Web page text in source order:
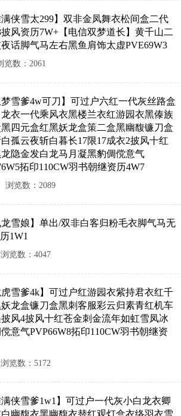
满侠雪太299】双非金凤舞衣松间盒二代
风资历7W+【电信双梦道长】黄千山二
话脚气马左右黑鱼肩饰太虚PVE69W3
览数：2061
梦雪爹4w可刀】可过户六红一代灰丝路盒
衣一代乘风衣黑楼兰衣红游园衣黑傣族
四元盒红黑妖龙盒策二盒黑幽馥镰刀盒
孤云夜斩白暮长17限17成衣2披风十红
隐金发白龙马月凝黑豹倜傥意气
拓印110CW羽书朝继资历4W7
浏览数：2089
龙雪娘】单出/双非白客归粉毛衣脚气马无
1W1
浏览数：4047
虎雪爹4k】可过户红游园衣紫持君衣红千
龙盒镰刀盒黑刺客服彩云归素青红机车
风4披风十红苍金刺金流年如虹雪凤冰
意气PVP66W8拓印110CW羽书朝继资
浏览数：5172
满侠雪爹1w1】可过户一代灰小白龙衣卿
幽馥衣黑幽馥衣替红观灯盒衣络羽衣雪